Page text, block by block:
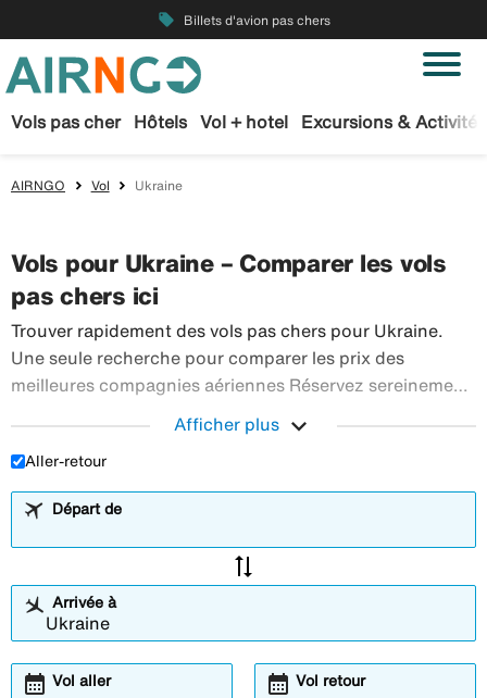
local_offer Billets d'avion pas chers
Vols pas cher Hôtels Vol + hotel Excursions & Activités
AIRNGO Vol Ukraine
Vols pour Ukraine – Comparer les vols
pas chers ici
Trouver rapidement des vols pas chers pour Ukraine.
Une seule recherche pour comparer les prix des
meilleures compagnies aériennes Réservez sereinement
étendue de voyages en avion à destination du monde
entier.Trouver rapidement des vols pas chers pour
Afficher plus expand_more
Aller-retour
Départ de
sync_alt
Arrivée à
Vol aller
calendar_month Vol retour
calendar_month